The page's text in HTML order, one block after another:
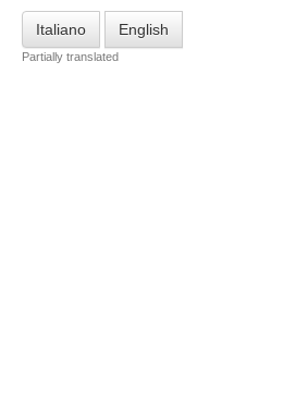
Italiano English
Partially translated